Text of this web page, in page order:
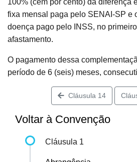
100% (cem por cento) da diferença
fixa mensal paga pelo SENAI-SP e
doença pago pelo INSS, no
afastamento.
O pagamento dessa
período de 6 (seis) meses,
Cláusula 14
Voltar à Convenção
Cláusula 1